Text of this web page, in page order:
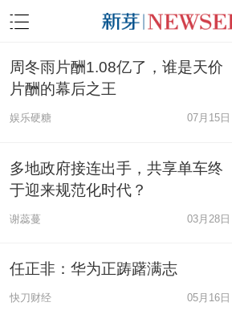
周冬雨片酬1.08亿了，谁是天价
片酬的幕后之王
娱乐硬糖 07月15日
多地政府接连出手，共享单车终
于迎来规范化时代？
谢蕊蔓 03月28日
任正非：华为正踌躇满志
快刀财经 05月16日